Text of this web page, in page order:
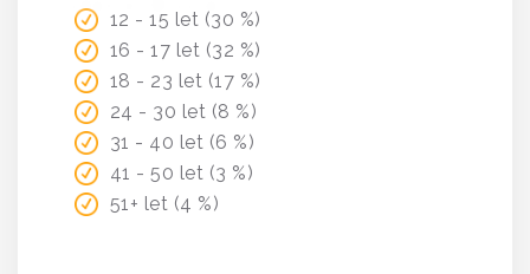
12 - 15 let (30 %)
16 - 17 let (32 %)
18 - 23 let (17 %)
24 - 30 let (8 %)
31 - 40 let (6 %)
41 - 50 let (3 %)
51+ let (4 %)